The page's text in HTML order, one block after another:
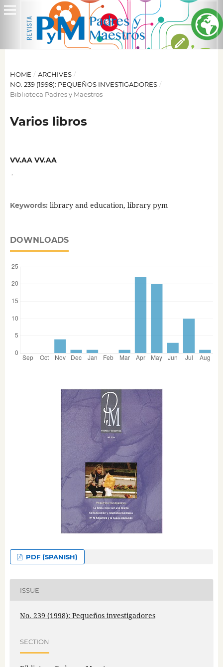
HOME / ARCHIVES /
NO. 239 (1998): PEQUEÑOS INVESTIGADORES /
Biblioteca Padres y Maestros
Varios libros
VV.AA VV.AA
Keywords: library and education, library pym
DOWNLOADS
PDF (SPANISH)
ISSUE
No. 239 (1998): Pequeños investigadores
SECTION